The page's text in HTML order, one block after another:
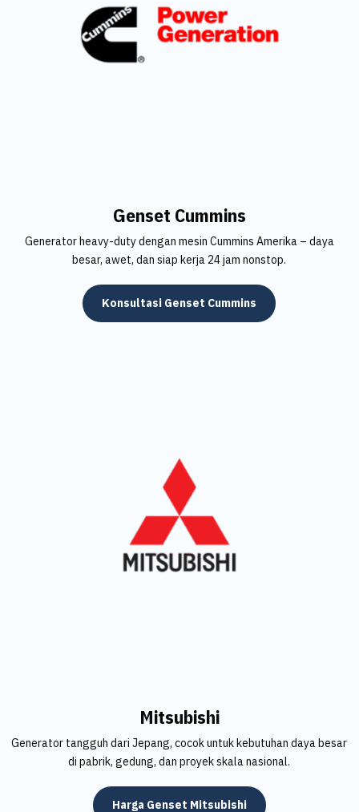
Genset Cummins
Generator heavy-duty dengan mesin Cummins Amerika – daya
besar, awet, dan siap kerja 24 jam nonstop.
Konsultasi Genset Cummins
Mitsubishi
Generator tangguh dari Jepang, cocok untuk kebutuhan daya besar
di pabrik, gedung, dan proyek skala nasional.
Harga Genset Mitsubishi